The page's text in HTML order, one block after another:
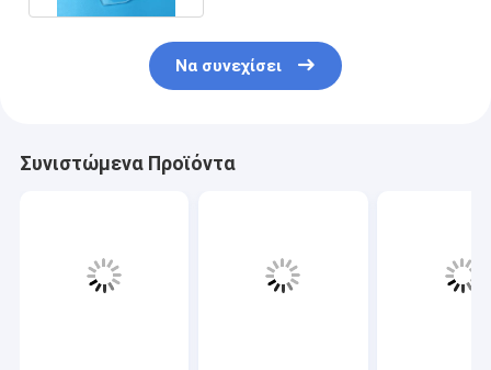
Να συνεχίσει
Συνιστώμενα Προϊόντα